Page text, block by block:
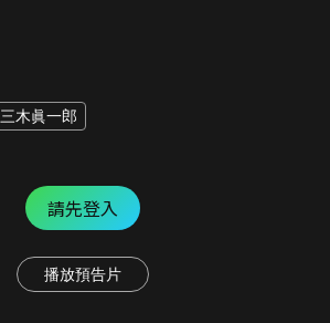
三木眞一郎
請先登入
播放預告片